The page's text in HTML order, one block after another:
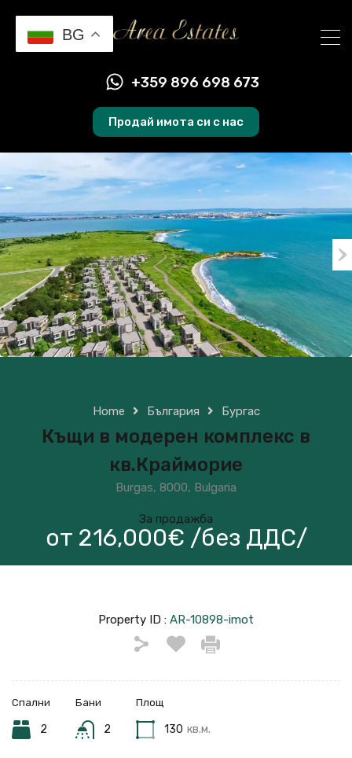
+359 896 698 673
Продай имота си с нас
Home България Бургас
Къщи в модерен комплекс в
кв.Крайморие
Burgas, 8000, Bulgaria
За продажба
от 216,000€ /без ДДС/
Property ID : AR-10898-imot
Спални
2
Бани
2
Площ
130 кв.м.
BG